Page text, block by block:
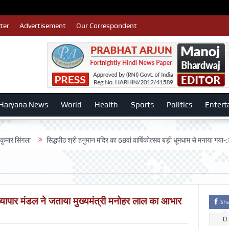
Advertisement Our Correspondent
News World Health Sports Politics
सिद्धपीठ श्री हनुमान मंदिर का 68वां वार्षिकोत्सव बड़ी धूमधाम से मनाया गया-:डॉ. राजेश
मंडल ने जताया मुख्यमंत्री मनोहर लाल का आभार
0